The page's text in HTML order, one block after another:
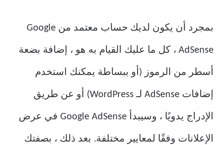
بمجرد أن يكون لديك حساب معتمد من Google
AdSense ، كل ما عليك القيام به هو ، إضافة بضعة
أسطر من الرموز (أو ببساطة يمكنك استخدم
إضافات AdSense لـ WordPress) أو عن طريق
الإدراج يدويًا ، وسيبدأ Google AdSense في عرض
الإعلانات وفقًا لمعايير مختلفة. بعد ذلك ، بصفتك